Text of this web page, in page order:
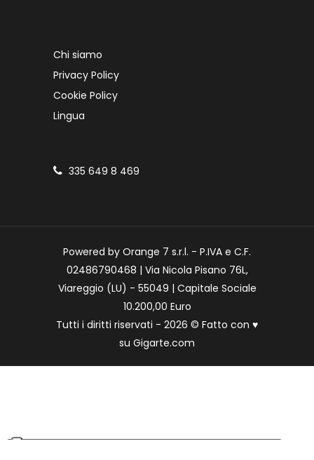
Chi siamo
Privacy Policy
Cookie Policy
Lingua
335 649 8 469
Powered by Orange 7 s.r.l. - P.IVA e C.F.
02486790468 | Via Nicola Pisano 76L,
Viareggio (LU) - 55049 | Capitale Sociale
10.200,00 Euro
Tutti i diritti riservati - 2026 © Fatto con ♥
su Gigarte.com